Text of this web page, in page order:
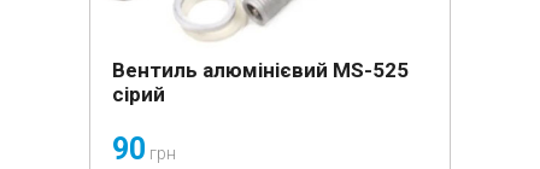
Вентиль алюмінієвий MS-525
сірий
90 грн